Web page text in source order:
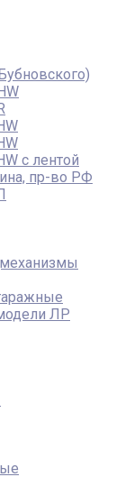
c лентой
пр-во РФ
ЛР